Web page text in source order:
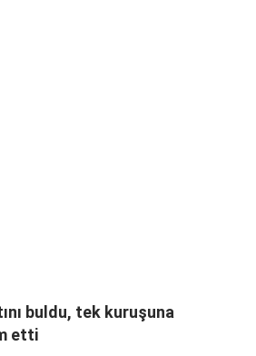
buldu, tek kuruşuna
etti